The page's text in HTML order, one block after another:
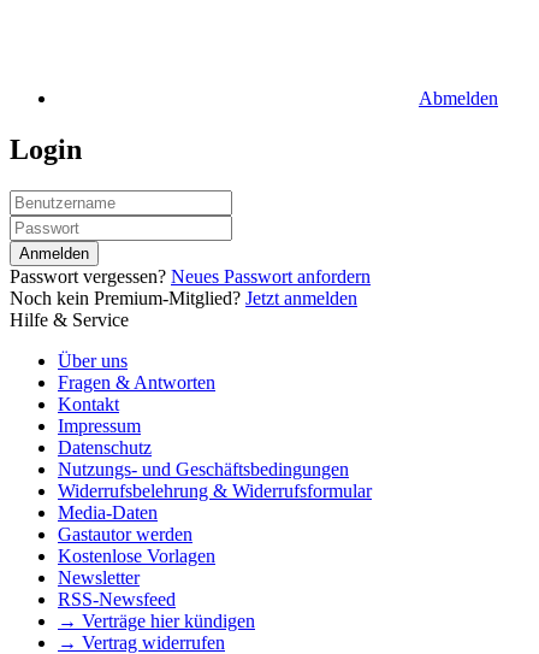
Abmelden
Login
Anmelden
Passwort vergessen? Neues Passwort anfordern
Noch kein Premium-Mitglied? Jetzt anmelden
Hilfe & Service
Über uns
Fragen & Antworten
Kontakt
Impressum
Datenschutz
Nutzungs- und Geschäftsbedingungen
Widerrufsbelehrung & Widerrufsformular
Media-Daten
Gastautor werden
Kostenlose Vorlagen
Newsletter
RSS-Newsfeed
→ Verträge hier kündigen
→ Vertrag widerrufen